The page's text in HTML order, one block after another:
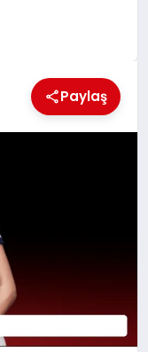
Paylaş